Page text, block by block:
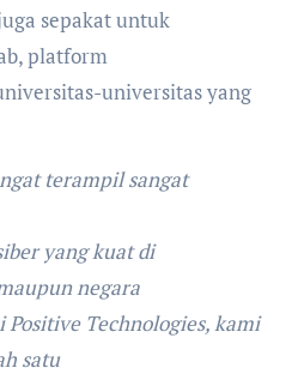
sepakat untuk
platform
universitas yang
terampil sangat
yang kuat di
negara
Positive Technologies, kami
satu